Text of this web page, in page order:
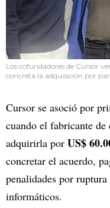
Los cofundadores de Cursor
concreta la adquisición por
Cursor se asoció por
cuando el fabricante de
adquirirla por US$
concretar el acuerdo,
penalidades por
informáticos.